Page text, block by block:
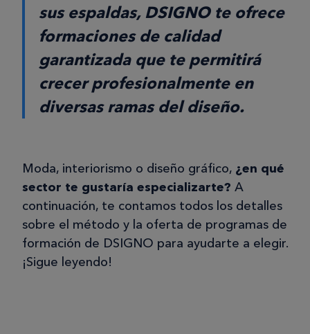
sus espaldas, DSIGNO te ofrece
formaciones de calidad
garantizada que te permitirá
crecer profesionalmente en
diversas ramas del diseño.
Moda, interiorismo o diseño gráfico, ¿en qué
sector te gustaría especializarte? A
continuación, te contamos todos los detalles
sobre el método y la oferta de programas de
formación de DSIGNO para ayudarte a elegir.
¡Sigue leyendo!